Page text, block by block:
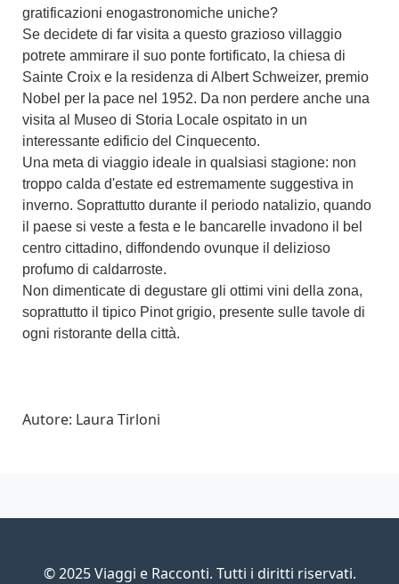
gratificazioni enogastronomiche uniche?
Se decidete di far visita a questo grazioso villaggio
potrete ammirare il suo ponte fortificato, la chiesa di
Sainte Croix e la residenza di Albert Schweizer, premio
Nobel per la pace nel 1952. Da non perdere anche una
visita al
Museo di Storia Locale ospitato in un
interessante edificio del Cinquecento.
Una meta di viaggio ideale in qualsiasi stagione: non
troppo calda d'estate ed estremamente suggestiva in
inverno. Soprattutto durante il periodo natalizio, quando
il paese si veste a festa e le bancarelle invadono il bel
centro cittadino, diffondendo ovunque il delizioso
profumo di caldarroste.
Non dimenticate di degustare gli ottimi vini della zona,
soprattutto il tipico Pinot grigio, presente sulle tavole di
ogni ristorante della città.
Autore: Laura Tirloni
© 2025 Viaggi e Racconti. Tutti i diritti riservati.